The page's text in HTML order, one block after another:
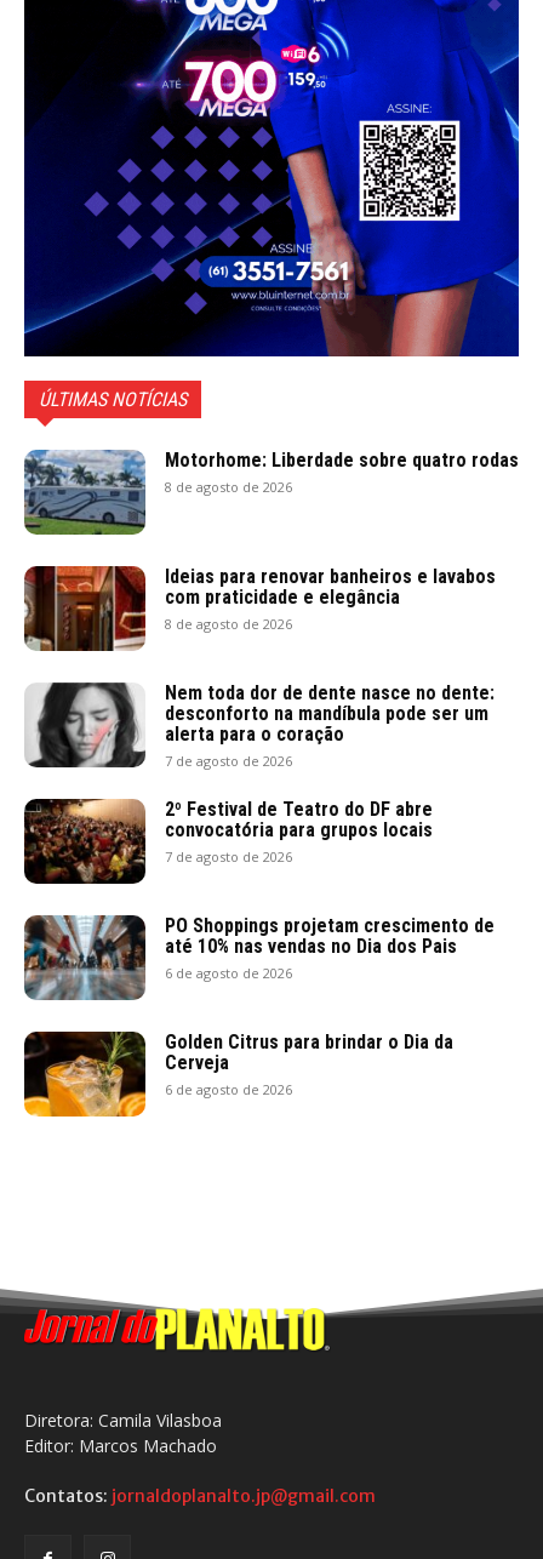
ÚLTIMAS NOTÍCIAS
Motorhome: Liberdade sobre quatro rodas
8 de agosto de 2026
Ideias para renovar banheiros e lavabos
com praticidade e elegância
8 de agosto de 2026
Nem toda dor de dente nasce no dente:
desconforto na mandíbula pode ser um
alerta para o coração
7 de agosto de 2026
2º Festival de Teatro do DF abre
convocatória para grupos locais
7 de agosto de 2026
PO Shoppings projetam crescimento de
até 10% nas vendas no Dia dos Pais
6 de agosto de 2026
Golden Citrus para brindar o Dia da
Cerveja
6 de agosto de 2026
Diretora: Camila Vilasboa
Editor: Marcos Machado
Contatos: jornaldoplanalto.jp@gmail.com